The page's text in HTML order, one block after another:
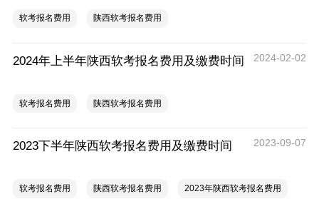
软考报名费用 陕西软考报名费用
2024年上半年陕西软考报名费用及缴费时间 2024-02-02
软考报名费用 陕西软考报名费用
2023下半年陕西软考报名费用及缴费时间 2023-09-07
软考报名费用 陕西软考报名费用 2023年陕西软考报名费用